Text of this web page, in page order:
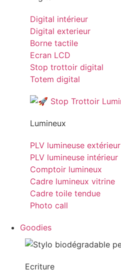
Digital intérieur
Digital exterieur
Borne tactile
Ecran LCD
Stop trottoir digital
Totem digital
Lumineux
PLV lumineuse extérieur
PLV lumineuse intérieur
Comptoir lumineux
Cadre lumineux vitrine
Cadre toile tendue
Photo call
Goodies
Ecriture